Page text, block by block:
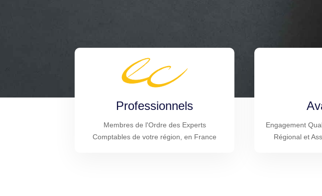
Professionnels
Membres de l'Ordre des Experts
Comptables de votre région, en France
Engagement
Régional et